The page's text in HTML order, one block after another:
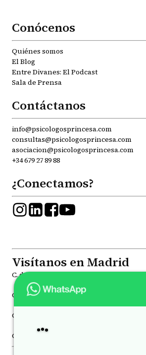
Conócenos
Quiénes somos
El Blog
Entre Divanes: El Podcast
Sala de Prensa
Contáctanos
info@psicologosprincesa.com
consultas@psicologosprincesa.com
asociacion@psicologosprincesa.com
+34 679 27 89 88
¿Conectamos?
Visítanos en Madrid
C. de la Princesa, 81, Moncloa - Aravaca,
C. de Joaquín María López, 41, Chamberí,
C. de Juan Álvarez Mendizábal, 78
C. de Luchana, 21, Chamberí, 28010
Hola